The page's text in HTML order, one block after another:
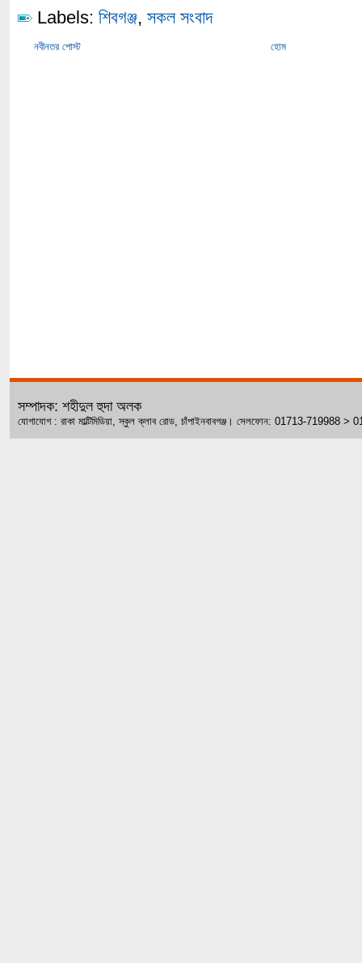
Labels: শিবগঞ্জ, সকল সংবাদ
নবীনতর পোস্ট হোম
সম্পাদক: শহীদুল হুদা অলক
যোগাযোগ : রাকা মাল্টিমিডিয়া, স্কুল ক্লাব রোড, চাঁপাইনবাবগঞ্জ। সেলফোন: 01713-